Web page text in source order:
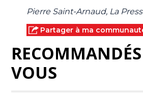
Pierre Saint-Arnaud, La
Partager à ma
VOUS